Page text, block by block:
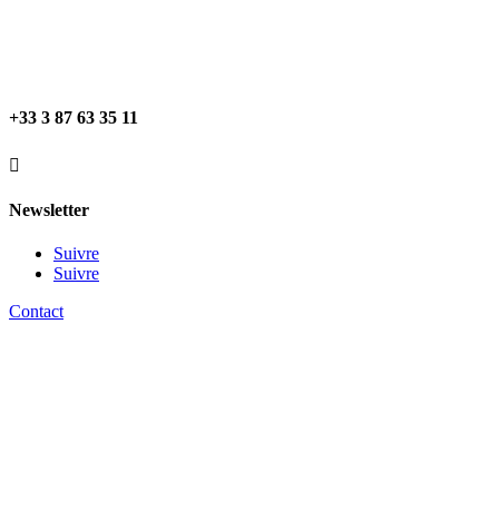
+33 3 87 63 35 11

Newsletter
Suivre
Suivre
Contact